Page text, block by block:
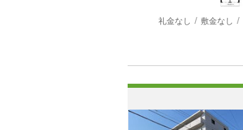
礼金なし 敷金なし